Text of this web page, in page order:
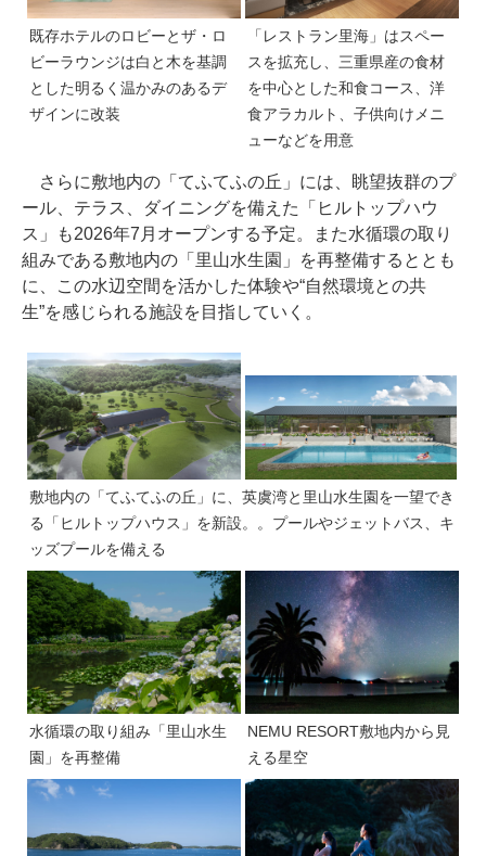
既存ホテルのロビーとザ・ロ
ビーラウンジは白と木を基調
とした明るく温かみのあるデ
ザインに改装
「レストラン里海」はスペー
スを拡充し、三重県産の食材
を中心とした和食コース、洋
食アラカルト、子供向けメニ
ューなどを用意
さらに敷地内の「てふてふの丘」には、眺望抜群のプ
ール、テラス、ダイニングを備えた「ヒルトップハウ
ス」も2026年7月オープンする予定。また水循環の取り
組みである敷地内の「里山水生園」を再整備するととも
に、この水辺空間を活かした体験や“自然環境との共
生”を感じられる施設を目指していく。
敷地内の「てふてふの丘」に、英虞湾と里山水生園を一望でき
る「ヒルトップハウス」を新設。。プールやジェットバス、キ
ッズプールを備える
水循環の取り組み「里山水生
園」を再整備
NEMU RESORT敷地内から見
える星空